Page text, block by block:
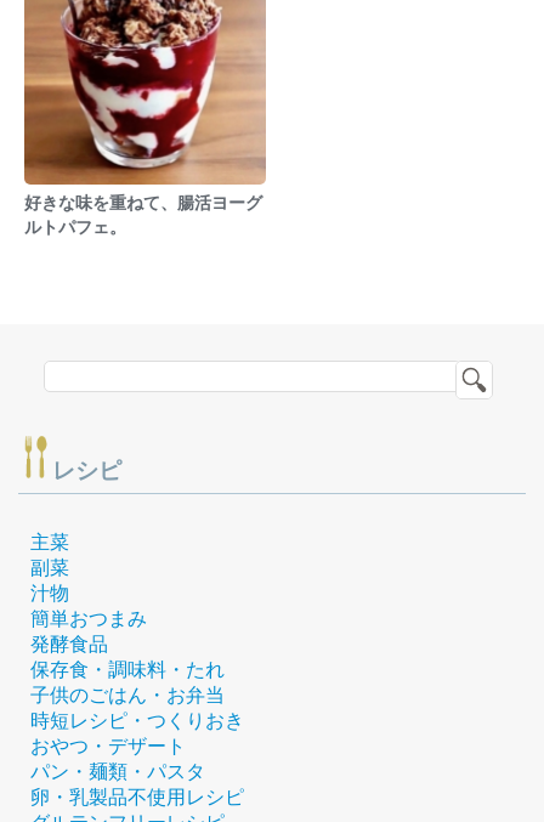
好きな味を重ねて、腸活ヨーグ
ルトパフェ。
レシピ
主菜
副菜
汁物
簡単おつまみ
発酵食品
保存食・調味料・たれ
子供のごはん・お弁当
時短レシピ・つくりおき
おやつ・デザート
パン・麺類・パスタ
卵・乳製品不使用レシピ